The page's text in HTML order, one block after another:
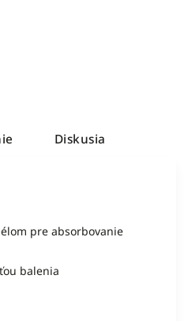
Diskusia
pre absorbovanie
balenia